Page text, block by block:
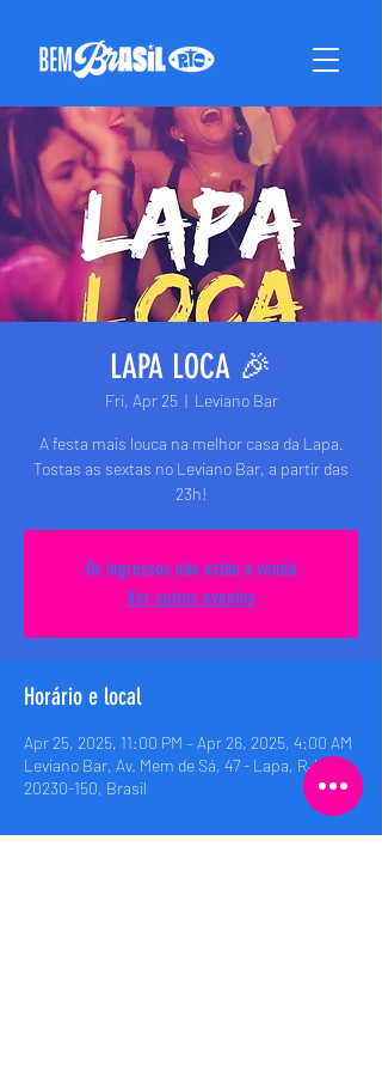
LAPA LOCA 🎉
Fri, Apr 25
  |
Leviano Bar
A festa mais louca na melhor casa da Lapa.
Tostas as sextas no Leviano Bar, a partir das
23h!
Os ingressos não estão à venda
Ver outros eventos
Horário e local
Apr 25, 2025, 11:00 PM – Apr 26, 2025, 4:00 AM
Leviano Bar, Av. Mem de Sá, 47 - Lapa, RJ,
20230-150, Brasil